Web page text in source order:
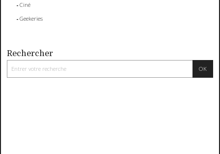
Ciné
Geekeries
Rechercher